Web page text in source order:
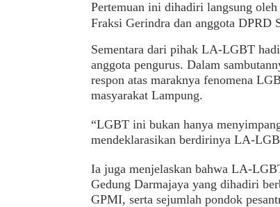
Pertemuan ini dihadiri langsung
Fraksi Gerindra dan anggota
Sementara dari pihak LA-LGBT
anggota pengurus. Dalam
respon atas maraknya fenomena
masyarakat Lampung.
“LGBT ini bukan hanya
mendeklarasikan berdirinya LA-
Ia juga menjelaskan bahwa LA-
Gedung Darmajaya yang dihadiri
GPMI, serta sejumlah pondok